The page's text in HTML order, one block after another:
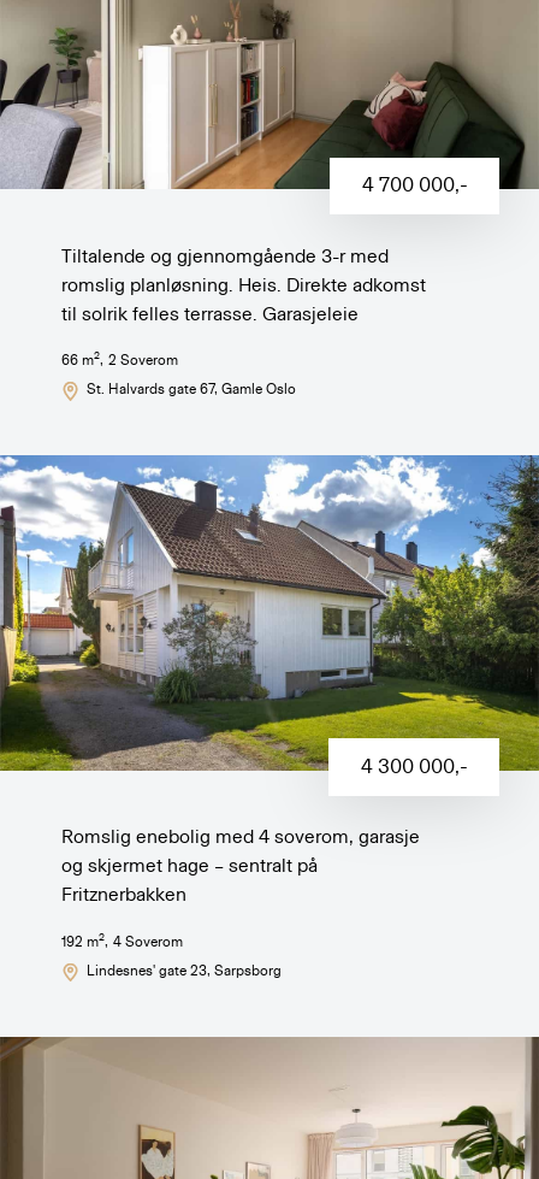
4 700 000,-
Tiltalende og gjennomgående 3-r med
romslig planløsning. Heis. Direkte adkomst
til solrik felles terrasse. Garasjeleie
66 m2, 2 Soverom
St. Halvards gate 67, Gamle Oslo
4 300 000,-
Romslig enebolig med 4 soverom, garasje
og skjermet hage – sentralt på
Fritznerbakken
192 m2, 4Soverom
Lindesnes' gate 23, Sarpsborg